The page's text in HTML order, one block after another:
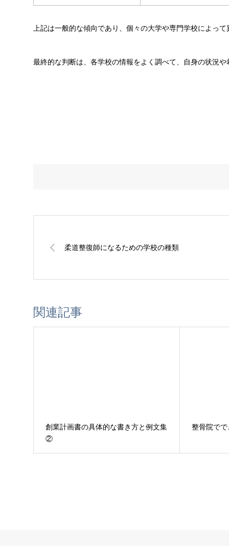
上記は一般的な傾向であり、個々の大学や専門学校によっ
最終的な判断は、各学校の情報をよく調べて、自身の状況
柔道整復師になるための学校の種類
関連記事
創業計画書の具体的な書き方と例文集
②
整骨院で